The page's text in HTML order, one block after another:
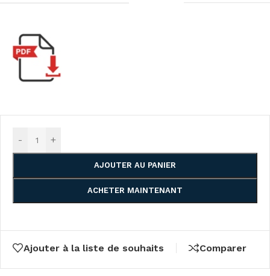
- +
AJOUTER AU PANIER
ACHETER MAINTENANT
Ajouter à la liste de souhaits Comparer